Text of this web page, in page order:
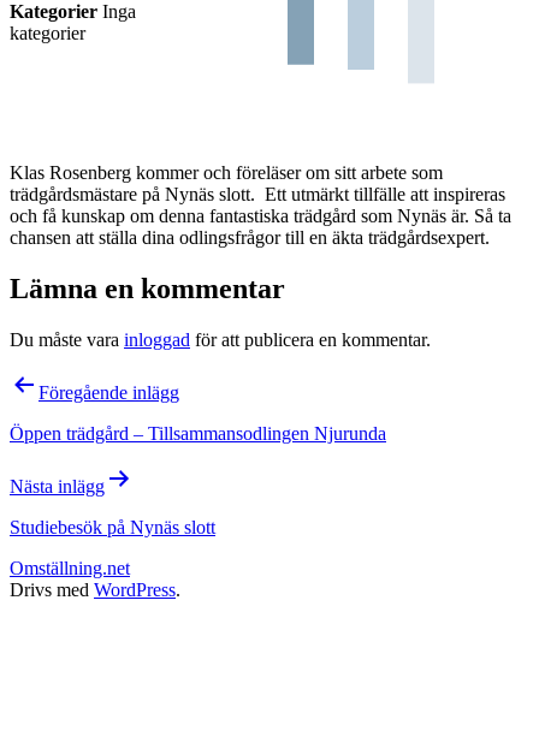
Kategorier Inga
kategorier
Klas Rosenberg kommer och föreläser om sitt arbete som
trädgårdsmästare på Nynäs slott. Ett utmärkt tillfälle att inspireras
och få kunskap om denna fantastiska trädgård som Nynäs är. Så ta
chansen att ställa dina odlingsfrågor till en äkta trädgårdsexpert.
Lämna en kommentar
Du måste vara inloggad för att publicera en kommentar.
Inläggsnavigering
Föregående inlägg
Öppen trädgård – Tillsammansodlingen Njurunda
Nästa inlägg
Studiebesök på Nynäs slott
Omställning.net
Drivs med WordPress.